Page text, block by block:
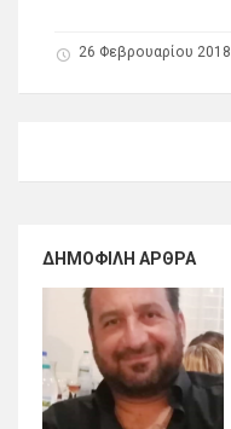
26 Φεβρουαρίου 2018
ΔΗΜΟΦΙΛΉ ΆΡΘΡΑ